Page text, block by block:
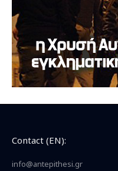
Contact (EN):
info@antepithesi.gr